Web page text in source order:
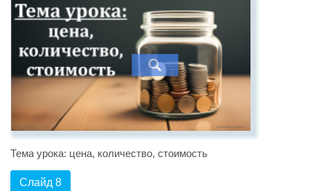
Тема урока: цена, количество, стоимость
Слайд 8